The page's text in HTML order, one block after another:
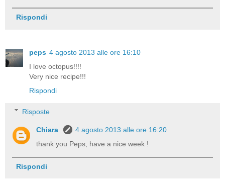
Rispondi
peps 4 agosto 2013 alle ore 16:10
I love octopus!!!!
Very nice recipe!!!
Rispondi
Risposte
Chiara
4 agosto 2013 alle ore 16:20
thank you Peps, have a nice week !
Rispondi